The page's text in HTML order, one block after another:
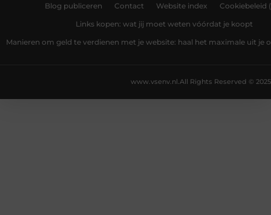
Blog publiceren Contact Website index Cookiebeleid
Links kopen: wat jij moet weten vóórdat je koopt
Manieren om geld te verdienen met je website: haal het maximale uit je
All Rights Reserved © 2025
www.vsenv.nl.